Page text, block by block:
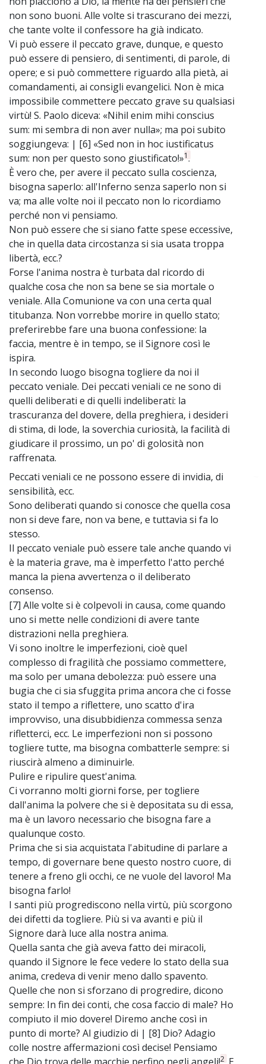
non sono buoni. Alle volte si trascurano dei mezzi,
che tante volte il confessore ha già indicato.
Vi può essere il peccato grave, dunque, e questo
può essere di pensiero, di sentimenti, di parole, di
opere; e si può commettere riguardo alla pietà, ai
comandamenti, ai consigli evangelici. Non è mica
impossibile commettere peccato grave su qualsiasi
virtù! S. Paolo diceva: «Nihil enim mihi conscius
sum: mi sembra di non aver nulla»; ma poi subito
soggiungeva: | [6] «Sed non in hoc iustificatus
sum: non per questo sono giustificato!»1.
È vero che, per avere il peccato sulla coscienza,
bisogna saperlo: all'Inferno senza saperlo non si
va; ma alle volte noi il peccato non lo ricordiamo
perché non vi pensiamo.
Non può essere che si siano fatte spese eccessive,
che in quella data circostanza si sia usata troppa
libertà, ecc.?
Forse l'anima nostra è turbata dal ricordo di
qualche cosa che non sa bene se sia mortale o
veniale. Alla Comunione va con una certa qual
titubanza. Non vorrebbe morire in quello stato;
preferirebbe fare una buona confessione: la
faccia, mentre è in tempo, se il Signore così le
ispira.
In secondo luogo bisogna togliere da noi il
peccato veniale. Dei peccati veniali ce ne sono di
quelli deliberati e di quelli indeliberati: la
trascuranza del dovere, della preghiera, i desideri
di stima, di lode, la soverchia curiosità, la facilità di
giudicare il prossimo, un po' di golosità non
raffrenata.
Peccati veniali ce ne possono essere di invidia, di
sensibilità, ecc.
Sono deliberati quando si conosce che quella cosa
non si deve fare, non va bene, e tuttavia si fa lo
stesso.
Il peccato veniale può essere tale anche quando vi
è la materia grave, ma è imperfetto l'atto perché
manca la piena avvertenza o il deliberato
consenso.
[7] Alle volte si è colpevoli in causa, come quando
uno si mette nelle condizioni di avere tante
distrazioni nella preghiera.
Vi sono inoltre le imperfezioni, cioè quel
complesso di fragilità che possiamo commettere,
ma solo per umana debolezza: può essere una
bugia che ci sia sfuggita prima ancora che ci fosse
stato il tempo a riflettere, uno scatto d'ira
improvviso, una disubbidienza commessa senza
rifletterci, ecc. Le imperfezioni non si possono
togliere tutte, ma bisogna combatterle sempre: si
riuscirà almeno a diminuirle.
Pulire e ripulire quest'anima.
Ci vorranno molti giorni forse, per togliere
dall'anima la polvere che si è depositata su di essa,
ma è un lavoro necessario che bisogna fare a
qualunque costo.
Prima che si sia acquistata l'abitudine di parlare a
tempo, di governare bene questo nostro cuore, di
tenere a freno gli occhi, ce ne vuole del lavoro! Ma
bisogna farlo!
I santi più progrediscono nella virtù, più scorgono
dei difetti da togliere. Più si va avanti e più il
Signore darà luce alla nostra anima.
Quella santa che già aveva fatto dei miracoli,
quando il Signore le fece vedere lo stato della sua
anima, credeva di venir meno dallo spavento.
Quelle che non si sforzano di progredire, dicono
sempre: In fin dei conti, che cosa faccio di male? Ho
compiuto il mio dovere! Diremo anche così in
punto di morte? Al giudizio di | [8] Dio? Adagio
colle nostre affermazioni così decise! Pensiamo
2